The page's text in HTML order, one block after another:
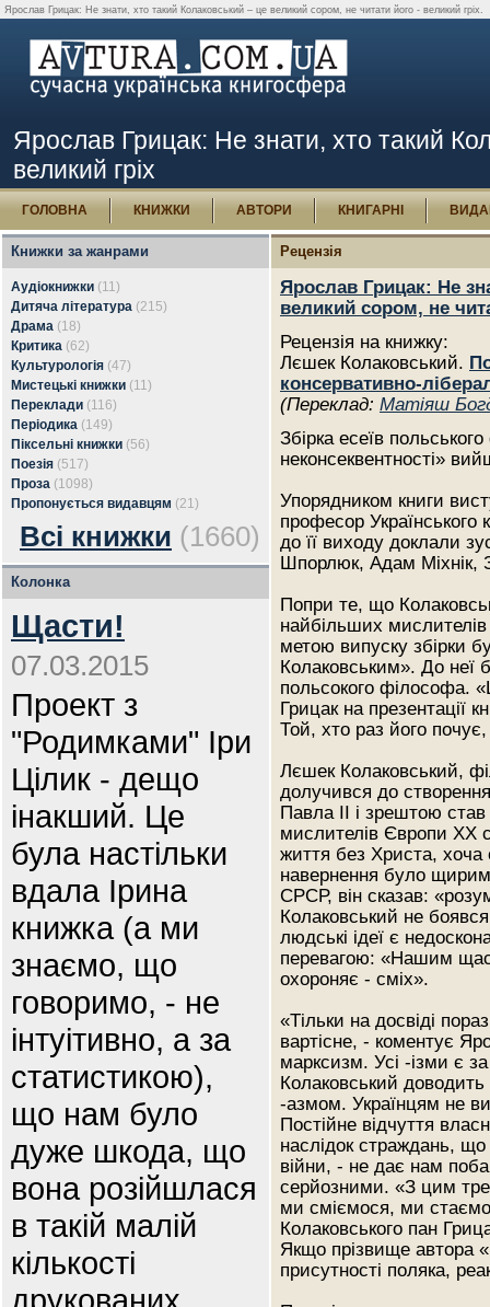
Ярослав Грицак: Не знати, хто такий Колаковський – це великий сором, не читати його - великий гріх.
Ярослав Грицак: Не знати, хто такий
великий гріх
ГОЛОВНА КНИЖКИ АВТОРИ КНИГАРНІ
Книжки за жанрами
Аудіокнижки (11)
Дитяча література (215)
Драма (18)
Критика (62)
Культурологія (47)
Мистецькі книжки (11)
Переклади (116)
Періодика (149)
Піксельні книжки (56)
Поезія (517)
Проза (1098)
Пропонується видавцям (21)
Всі книжки (1660)
Колонка
Щасти!
07.03.2015
Проект з
"Родимками" Іри
Цілик - дещо
інакший. Це
була настільки
вдала Ірина
книжка (а ми
знаємо, що
говоримо, - не
інтуітивно, а за
статистикою),
що нам було
дуже шкода, що
вона розійшлася
в такій малій
кількості
Рецензія
Ярослав Грицак: Не
великий сором, не
Рецензія на книжку:
Лєшек Колаковський.
консервативно-
(Переклад: Матіяш
Збірка есеїв
неконсеквентності»
Упорядником книги
професор Українського
до її виходу доклали
Шпорлюк, Адам Міхнік,
Попри те, що
найбільших
метою випуску збірки
Колаковським». До неї
польсокого філософа.
Грицак на презентації
Той, хто раз його
Лєшек Колаковський,
долучився до
Павла ІІ і зрештою
мислителів Європи ХХ
життя без Христа, хоча
навернення було
СРСР, він сказав:
Колаковський не
людські ідеї є
перевагою: «Нашим
охороняє - сміх».
«Тільки на досвіді
вартісне, - коментує
марксизм. Усі -ізми є
Колаковський
-азмом. Українцям не
Постійне відчуття
наслідок страждань, що
війни, - не дає нам
серйозними. «З цим
ми сміємося, ми
Колаковського пан
Якщо прізвище автора
присутності поляка,